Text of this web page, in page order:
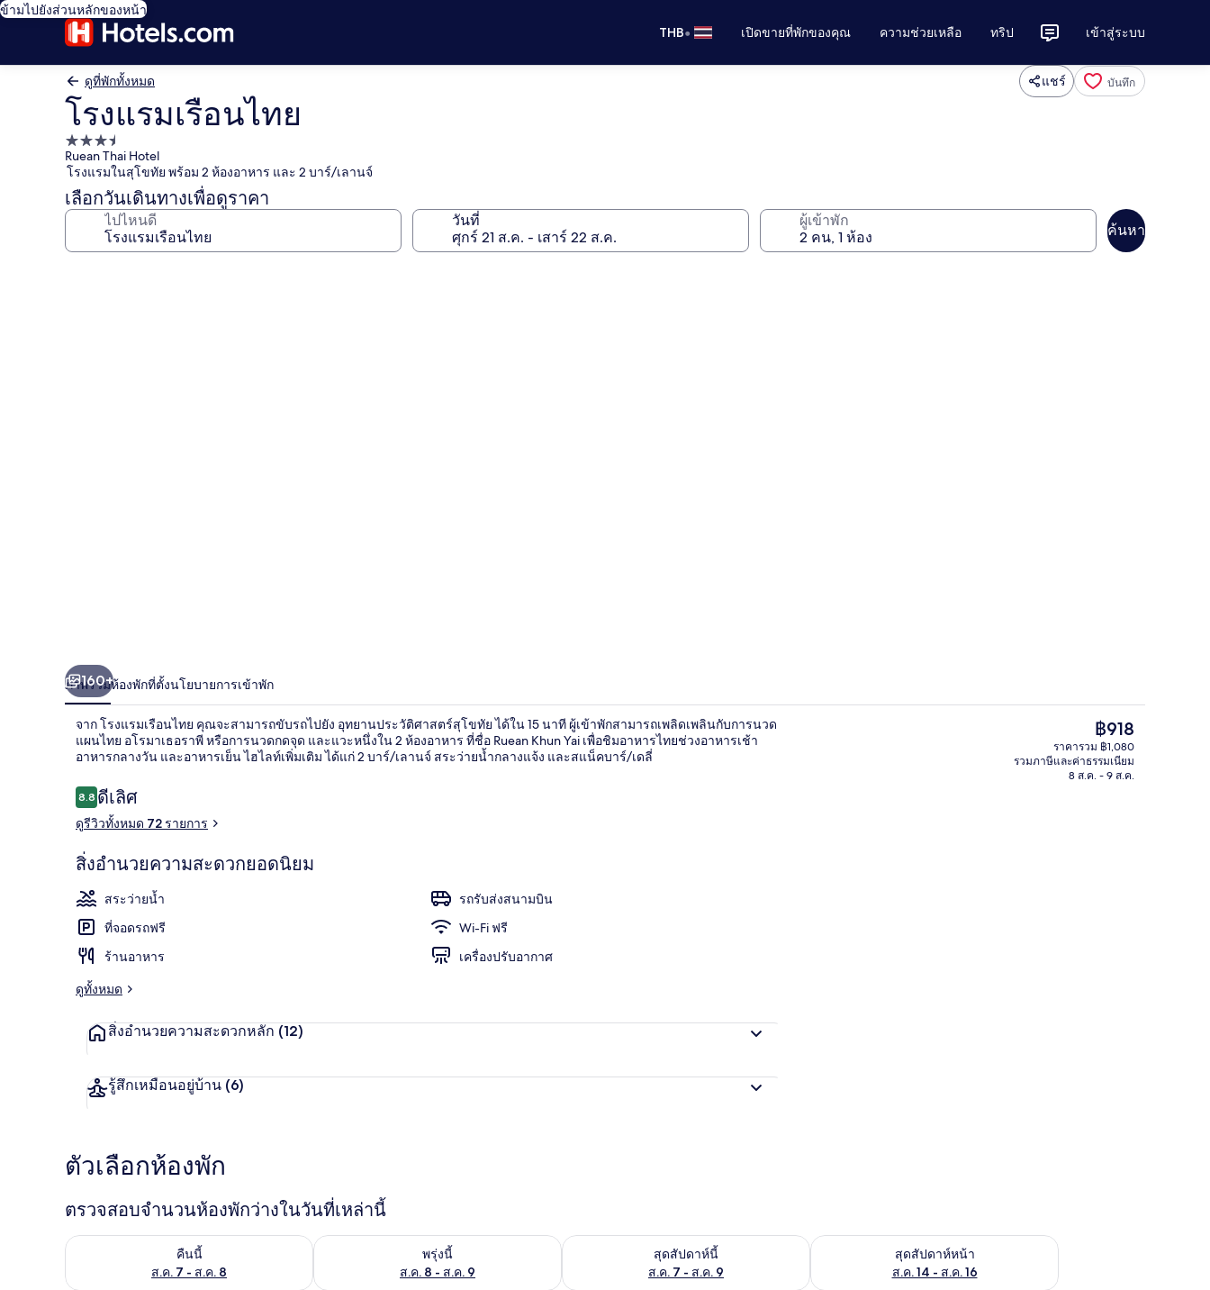
ข้ามไปยังส่วนหลักของหน้า
THB• เปิดขายที่พักของคุณ ความช่วยเหลือ ทริป เข้าสู่ระบบ
ดูที่พักทั้งหมด แชร์ บันทึก
โรงแรมเรือนไทย
ที่พัก
3.5
ดาว
Ruean Thai Hotel
โรงแรมในสุโขทัย พร้อม 2 ห้องอาหาร และ 2 บาร์/เลานจ์
เลือกวันเดินทางเพื่อดูราคา
ไปไหนดี วันที่ ผู้เข้าพัก
ค้นหา
Royal Suite | ตู้นิรภัยในห้องพัก, โต๊ะทำงาน, เปล/เตียงเด็กอ่อน, เตียงเสริม/เปล
160+
ภาพรวมห้องพักที่ตั้งนโยบายการเข้าพัก
จาก โรงแรมเรือนไทย คุณจะสามารถขับรถไปยัง อุทยานประวัติศาสตร์สุโขทัย ได้ใน 15 นาที ผู้เข้าพักสามารถเพลิดเพลินกับการนวด
แผนไทย อโรมาเธอราพี หรือการนวดกดจุด และแวะหนึ่งใน 2 ห้องอาหาร ที่ชื่อ Ruean Khun Yai เพื่อชิมอาหารไทยช่วงอาหารเช้า
อาหารกลางวัน และอาหารเย็น ไฮไลท์เพิ่มเติม ได้แก่ 2 บาร์/เลานจ์ สระว่ายน้ำกลางแจ้ง และสแน็คบาร์/เดลี่
รีวิว
8.88.8 จาก 10
ดีเลิศ
ดูรีวิวทั้งหมด 72 รายการ
สิ่งอำนวยความสะดวกยอดนิยม
สระว่ายน้ำ
รถรับส่งสนามบิน
ที่จอดรถฟรี
Wi-Fi ฟรี
ร้านอาหาร
เครื่องปรับอากาศ
ดูทั้งหมด
สิ่งอำนวยความสะดวกหลัก (12)
รู้สึกเหมือนอยู่บ้าน (6)
ราคา
ปัจจุบัน
฿918
฿918
ราคารวม ฿1,080
รวมภาษีและค่าธรรมเนียม
8 ส.ค. - 9 ส.ค.
ตัวเลือกห้องพัก
ตรวจสอบจำนวนห้องพักว่างในวันที่เหล่านี้
คืนนี้
ส.ค. 7 - ส.ค. 8
ตรวจสอบจำนวนห้องพักว่างในคืนนี้ ส.ค. 7 - ส.ค. 8
พรุ่งนี้
ส.ค. 8 - ส.ค. 9
ตรวจสอบจำนวนห้องพักว่างในพรุ่งนี้ ส.ค. 8 - ส.ค. 9
สุดสัปดาห์นี้
ส.ค. 7 - ส.ค. 9
ตรวจสอบจำนวนห้องพักว่างในสุดสัปดาห์นี้ ส.ค. 7 - ส.ค. 9สุดสัปดาห์หน้า
ส.ค. 14 - ส.ค. 16
ตรวจสอบจำนวนห้องพักว่างในสุดสัปดาห์หน้า ส.ค. 14 - ส.ค. 16